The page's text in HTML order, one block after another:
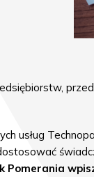
usług